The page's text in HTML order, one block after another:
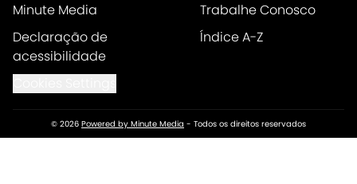
Minute Media
Trabalhe Conosco
Declaração de
acessibilidade
Índice A-Z
© 2026 Powered by Minute Media - Todos os direitos reservados